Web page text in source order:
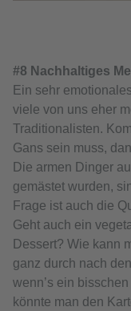
#8 Nachhaltiges
Ein sehr
viele von uns eher
Traditionalisten.
Gans sein muss,
Die armen Dinger
gemästet wurden,
Frage ist auch die
Geht auch ein
Dessert? Wie kann
ganz durch nach
wenn’s ein
könnte man den